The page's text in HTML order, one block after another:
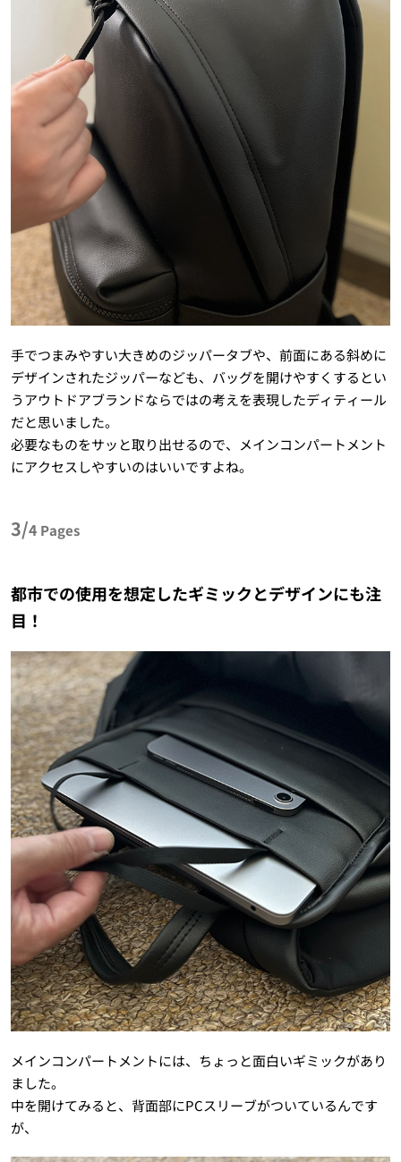
手でつまみやすい大きめのジッパータブや、前面にある斜めに
デザインされたジッパーなども、バッグを開けやすくするとい
うアウトドアブランドならではの考えを表現したディティール
だと思いました。
必要なものをサッと取り出せるので、メインコンパートメント
にアクセスしやすいのはいいですよね。
3/4 Pages
都市での使用を想定したギミックとデザインにも注
目！
メインコンパートメントには、ちょっと面白いギミックがあり
ました。
中を開けてみると、背面部にPCスリーブがついているんです
が、